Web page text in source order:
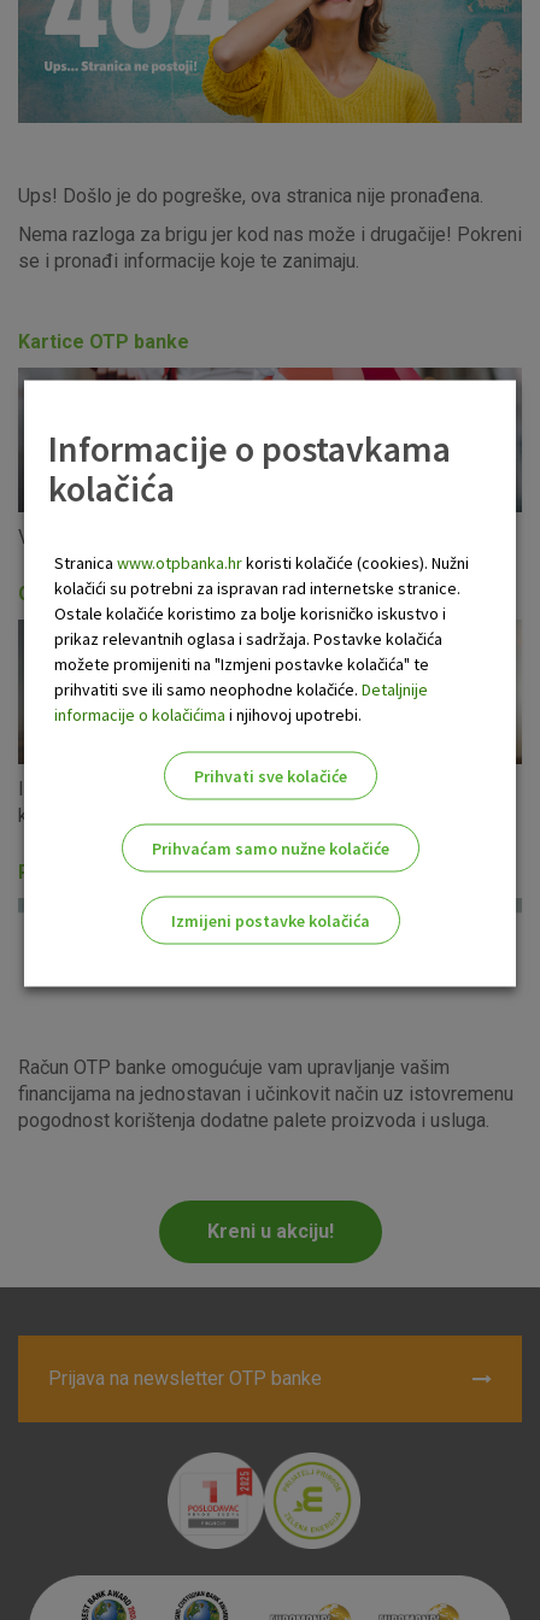
Ups! Došlo je do pogreške, ova stranica nije pronađena.
Nema razloga za brigu jer kod nas može i drugačije! Pokreni
se i pronađi informacije koje te zanimaju.
Kartice OTP banke
Visa kartice OTP banke prihvaćene su diljem svijeta!
Gotovinski krediti
Iskoristite ponudu gotovinskih kredita u eurima s fiksnom
kamatnom stopom za cijeli period otplate!
Računi i usluge
Račun OTP banke omogućuje vam upravljanje vašim
financijama na jednostavan i učinkovit način uz istovremenu
pogodnost korištenja dodatne palete proizvoda i usluga.
Kreni u akciju!
Prijava na newsletter OTP banke
Informacije o postavkama
kolačića
Stranica www.otpbanka.hrkoristi kolačiće (cookies). Nužni
kolačići su potrebni za ispravan rad internetske stranice.
Ostale kolačiće koristimo za bolje korisničko iskustvo i
prikaz relevantnih oglasa i sadržaja. Postavke kolačića
možete promijeniti na "Izmjeni postavke kolačića" te
prihvatiti sve ili samo neophodne kolačiće. Detaljnije
informacije o kolačićima i njihovoj upotrebi.
Prihvati sve kolačiće
Prihvaćam samo nužne kolačiće
Izmijeni postavke kolačića
Prihvaćam upotrebu navedenih kolačića
Ovi kolačići nužni su za funkcioniranje internetske stranice i
ne mogu se isključiti u našim sustavima. Uobičajeno se
za uslugama, kao što su postavke kolačića. Svoj preglednik
možete postaviti da blokira te kolačiće ili pošalje upozorenje
o njima, ali u tom slučaju neki dijelovi stranice neće raditi. Ti
kolačići ne pohranjuju nikakve informacije koje bi vas mogle
identificirati.